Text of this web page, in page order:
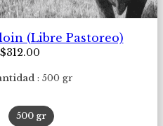
(Libre Pastoreo)
$312.00
500 gr
500 gr